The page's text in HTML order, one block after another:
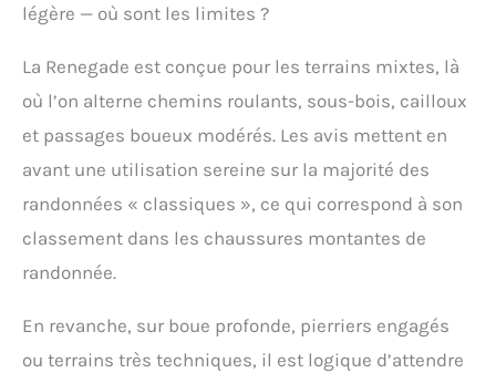
légère — où sont les limites ?
La Renegade est conçue pour les terrains mixtes, là
où l’on alterne chemins roulants, sous-bois, cailloux
et passages boueux modérés. Les avis mettent en
avant une utilisation sereine sur la majorité des
randonnées « classiques », ce qui correspond à son
classement dans les chaussures montantes de
randonnée.
En revanche, sur boue profonde, pierriers engagés
ou terrains très techniques, il est logique d’attendre